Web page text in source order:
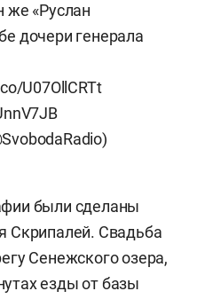
же «Руслан
дочери генерала
U07OllCRTt
были сделаны
Скрипалей. Свадьба
Сенежского озера,
езды от базы